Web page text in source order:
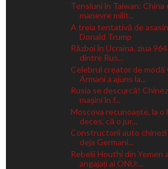
Tensiuni în Taiwan:
manevre milit...
A treia tentativă de
Donald Trump
Război în Ucraina, ziua
dintre Rus...
Celebrul creator de modă
Armani a ajuns la...
Rusia se descurcă!
mașini în f...
Moscova recunoaște, la o
deces, că o jur...
Constructorii auto
deja Germani...
Rebelii Houthi din Yemen
angajați ai ONU:...